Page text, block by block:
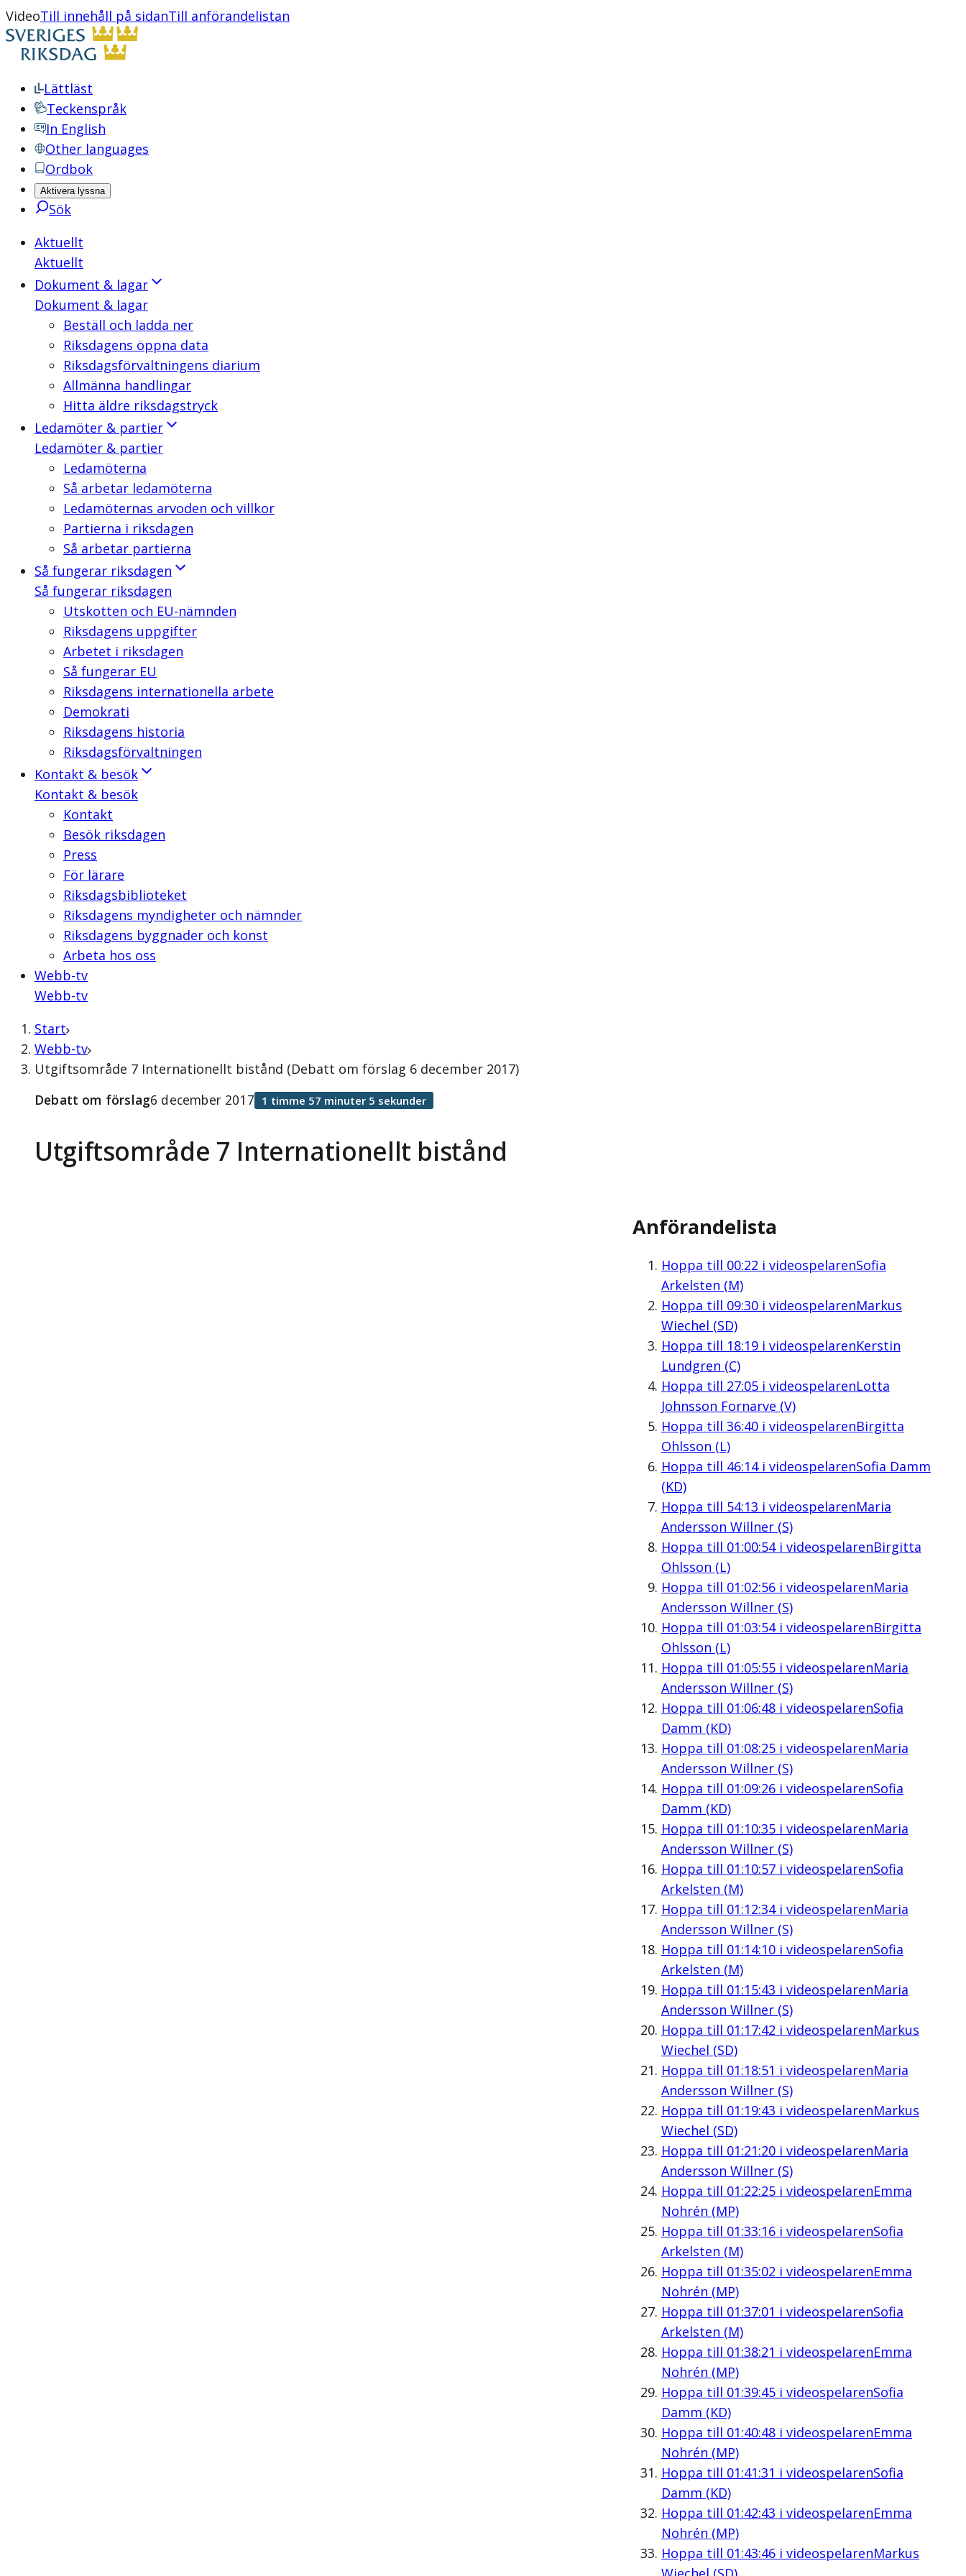
VideoTill innehåll på sidanTill anförandelistan
Lättläst
Teckenspråk
In English
Other languages
Ordbok
Aktivera lyssna
Sök
Aktuellt
Aktuellt
Dokument & lagar
Dokument & lagar
Beställ och ladda ner
Riksdagens öppna data
Riksdagsförvaltningens diarium
Allmänna handlingar
Hitta äldre riksdagstryck
Ledamöter & partier
Ledamöter & partier
Ledamöterna
Så arbetar ledamöterna
Ledamöternas arvoden och villkor
Partierna i riksdagen
Så arbetar partierna
Så fungerar riksdagen
Så fungerar riksdagen
Utskotten och EU-nämnden
Riksdagens uppgifter
Arbetet i riksdagen
Så fungerar EU
Riksdagens internationella arbete
Demokrati
Riksdagens historia
Riksdagsförvaltningen
Kontakt & besök
Kontakt & besök
Kontakt
Besök riksdagen
Press
För lärare
Riksdagsbiblioteket
Riksdagens myndigheter och nämnder
Riksdagens byggnader och konst
Arbeta hos oss
Webb-tv
Webb-tv
Start
Webb-tv
Utgiftsområde 7 Internationellt bistånd (Debatt om förslag 6 december 2017)
Utgiftsområde 7 Internationellt bistånd
Debatt om förslag6 december 2017 1 timme 57 minuter 5 sekunder
Anförandelista
Hoppa till 00:22 i videospelarenSofia
Arkelsten (M)
Hoppa till 09:30i videospelarenMarkus
Wiechel (SD)
Hoppa till 18:19i videospelarenKerstin
Lundgren (C)
Hoppa till 27:05i videospelarenLotta
Johnsson Fornarve (V)
Hoppa till 36:40i videospelarenBirgitta
Ohlsson (L)
Hoppa till 46:14i videospelarenSofia Damm
(KD)
Hoppa till 54:13 i videospelarenMaria
Andersson Willner (S)
Hoppa till 01:00:54i videospelarenBirgitta
Ohlsson (L)
Hoppa till 01:02:56i videospelarenMaria
Andersson Willner (S)
Hoppa till 01:03:54i videospelarenBirgitta
Ohlsson (L)
Hoppa till 01:05:55i videospelarenMaria
Andersson Willner (S)
Hoppa till 01:06:48i videospelarenSofia
Damm (KD)
Hoppa till 01:08:25i videospelarenMaria
Andersson Willner (S)
Hoppa till 01:09:26i videospelarenSofia
Damm (KD)
Hoppa till 01:10:35i videospelarenMaria
Andersson Willner (S)
Hoppa till 01:10:57i videospelarenSofia
Arkelsten (M)
Hoppa till 01:12:34i videospelarenMaria
Andersson Willner (S)
Hoppa till 01:14:10i videospelarenSofia
Arkelsten (M)
Hoppa till 01:15:43 i videospelarenMaria
Andersson Willner (S)
Hoppa till 01:17:42 i videospelarenMarkus
Wiechel (SD)
Hoppa till 01:18:51 i videospelarenMaria
Andersson Willner (S)
Hoppa till 01:19:43 i videospelarenMarkus
Wiechel (SD)
Hoppa till 01:21:20i videospelarenMaria
Andersson Willner (S)
Hoppa till 01:22:25i videospelarenEmma
Nohrén (MP)
Hoppa till 01:33:16i videospelarenSofia
Arkelsten (M)
Hoppa till 01:35:02 i videospelarenEmma
Nohrén (MP)
Hoppa till 01:37:01 i videospelarenSofia
Arkelsten (M)
Hoppa till 01:38:21 i videospelarenEmma
Nohrén (MP)
Hoppa till 01:39:45i videospelarenSofia
Damm (KD)
Hoppa till 01:40:48i videospelarenEmma
Nohrén (MP)
Hoppa till 01:41:31 i videospelarenSofia
Damm (KD)
Hoppa till 01:42:43 i videospelarenEmma
Nohrén (MP)
Hoppa till 01:43:46i videospelarenMarkus